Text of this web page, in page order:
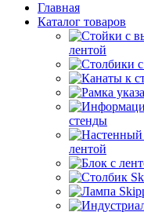
Главная
Каталог товаров
лентой
стенды
лентой